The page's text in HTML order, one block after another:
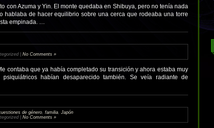
con Azuma y Yin. El monte quedaba en Shibuya, pero no tenía nada
hablaba de hacer equilibrio sobre una cerca que rodeaba una torre
empinada. …
| No Comments »
contaba que ya había completado su transición y ahora estaba muy
habían desaparecido también. Se veía radiante de
de género familia Japón
| No Comments »